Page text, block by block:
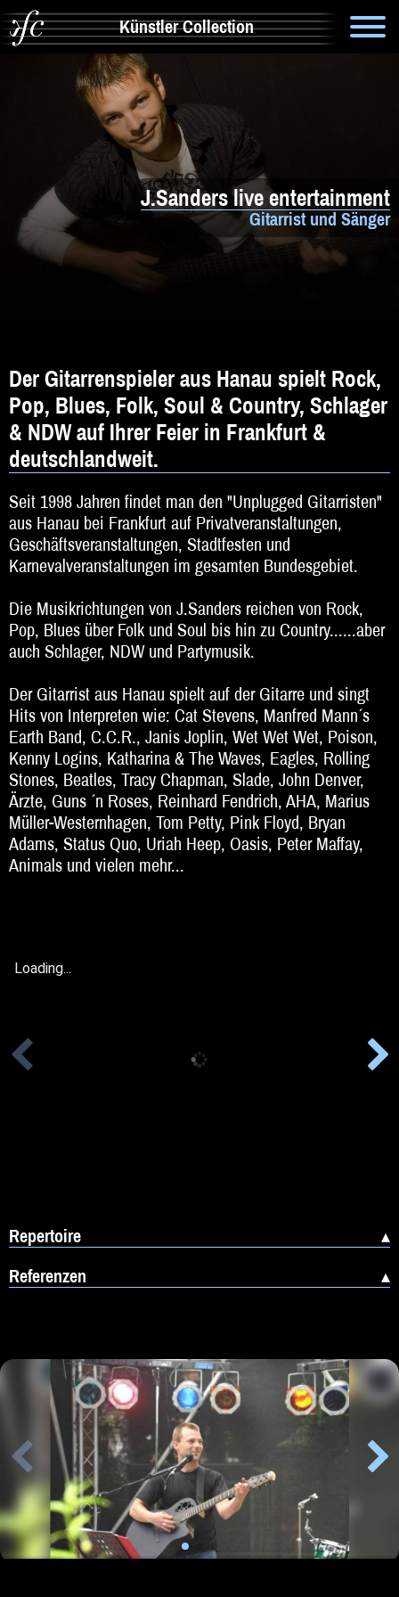
Künstler Collection
Suche
Artistik & Tanz
Bands
Solomusiker
Zauberer & Co
Comedy
DJ
Hochzeitsband
Jazz & Swing
Klassische Musik
Latin & Salsa
Oktoberfestband
Rockband
Walk-Act
Weltmusik
Sonstiges
Beratung
Impressum
Gitarrist und Sänger
J.Sanders live entertainment
Der Gitarrenspieler aus Hanau spielt Rock,
Pop, Blues, Folk, Soul & Country, Schlager
& NDW auf Ihrer Feier in Frankfurt &
deutschlandweit.
Seit 1998 Jahren findet man den "Unplugged Gitarristen"
aus Hanau bei Frankfurt auf Privatveranstaltungen,
Geschäftsveranstaltungen, Stadtfesten und
Karnevalveranstaltungen im gesamten Bundesgebiet.
Die Musikrichtungen von J.Sanders reichen von Rock,
Pop, Blues über Folk und Soul bis hin zu Country......aber
auch Schlager, NDW und Partymusik.
Der Gitarrist aus Hanau spielt auf der Gitarre und singt
Hits von Interpreten wie: Cat Stevens, Manfred Mann´s
Earth Band, C.C.R., Janis Joplin, Wet Wet Wet, Poison,
Kenny Logins, Katharina & The Waves, Eagles, Rolling
Stones, Beatles, Tracy Chapman, Slade, John Denver,
Ärzte, Guns ´n Roses, Reinhard Fendrich, AHA, Marius
Müller-Westernhagen, Tom Petty, Pink Floyd, Bryan
Adams, Status Quo, Uriah Heep, Oasis, Peter Maffay,
Animals und vielen mehr...
Loading...
Loading...
Repertoire
Referenzen